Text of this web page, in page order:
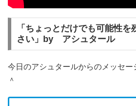
「ちょっとだけでも可能性
さい」by アシュタール
今日のアシュタールからのメッセー
＾